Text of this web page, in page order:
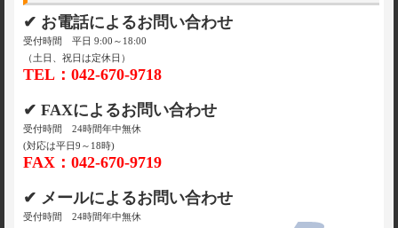
✔ お電話によるお問い合わせ
受付時間 平日 9:00～18:00
（土日、祝日は定休日）
TEL：042-670-9718
✔ FAXによるお問い合わせ
受付時間 24時間年中無休
(対応は平日9～18時)
FAX：042-670-9719
✔ メールによるお問い合わせ
受付時間 24時間年中無休